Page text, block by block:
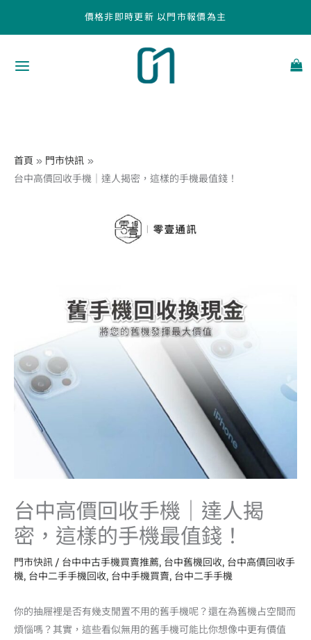
價格非即時更新 以門市報價為主
首頁
門市快訊
台中高價回收手機｜達人揭密，這樣的手機最值錢！
台中高價回收手機｜達人揭
密，這樣的手機最值錢！
門市快訊 / 台中中古手機買賣推薦, 台中舊機回收, 台中高價回收手
機, 台中二手手機回收, 台中手機買賣, 台中二手手機
你的抽屜裡是否有幾支閒置不用的舊手機呢？還在為舊機占空間而
煩惱嗎？其實，這些看似無用的舊手機可能比你想像中更有價值